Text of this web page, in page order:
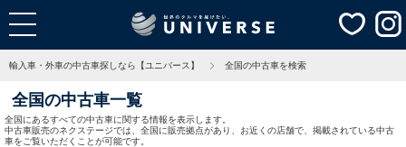
輸入車・外車の中古車探しなら【ユニバース】 全国の中古車を検索
全国の中古車一覧
全国にあるすべての中古車に関する情報を表示します。
中古車販売のネクステージでは、全国に販売拠点があり、お近くの店舗で、掲載されている中古
車をご覧いただくことが可能です。